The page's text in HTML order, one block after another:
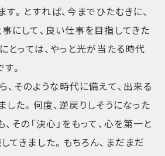
。とすれば、今までひたむきに、
にして、良い仕事を目指してきた
とっては、やっと光が当たる時代
。
、そのような時代に備えて、出来る
した。何度、逆戻りしそうになった
その「決心」をもって、心を第一と
てきました。もちろん、まだまだ